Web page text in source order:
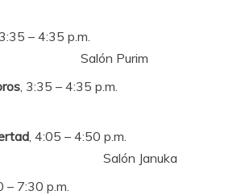
3:35 – 4:35 p.m.
Purim
, 3:35 – 4:35 p.m.
, 4:05 – 4:50 p.m.
Januka
– 7:30 p.m.